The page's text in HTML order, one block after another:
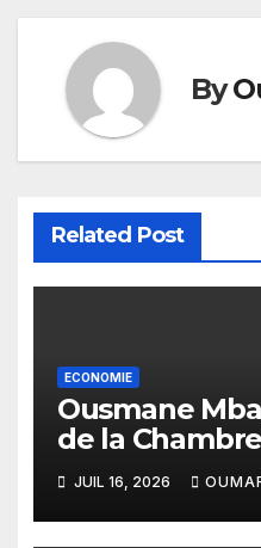
By
Related Post
ECONOMIE
Ousmane
de la
Sénégal : «
assurer le
JUIL 16, 2026